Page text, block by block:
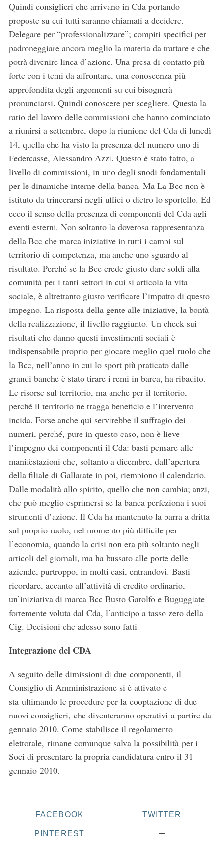
Quindi consiglieri che arrivano in Cda portando
proposte su cui tutti saranno chiamati a decidere.
Delegare per “professionalizzare”; compiti specifici per
padroneggiare ancora meglio la materia da trattare e che
potrà divenire linea d’azione. Una presa di contatto più
forte con i temi da affrontare, una conoscenza più
approfondita degli argomenti su cui bisognerà
pronunciarsi. Quindi conoscere per scegliere. Questa la
ratio del lavoro delle commissioni che hanno cominciato
a riunirsi a settembre, dopo la riunione del Cda di lunedì
14, quella che ha visto la presenza del numero uno di
Federcasse, Alessandro Azzi. Questo è stato fatto, a
livello di commissioni, in uno degli snodi fondamentali
per le dinamiche interne della banca. Ma La Bcc non è
istituto da trincerarsi negli uffici o dietro lo sportello. Ed
ecco il senso della presenza di componenti del Cda agli
eventi esterni. Non soltanto la doverosa rappresentanza
della Bcc che marca iniziative in tutti i campi sul
territorio di competenza, ma anche uno sguardo al
risultato. Perché se la Bcc crede giusto dare soldi alla
comunità per i tanti settori in cui si articola la vita
sociale, è altrettanto giusto verificare l’impatto di questo
impegno. La risposta della gente alle iniziative, la bontà
della realizzazione, il livello raggiunto. Un check sui
risultati che danno questi investimenti sociali è
indispensabile proprio per giocare meglio quel ruolo che
la Bcc, nell’anno in cui lo sport più praticato dalle
grandi banche è stato tirare i remi in barca, ha ribadito.
Le risorse sul territorio, ma anche per il territorio,
perché il territorio ne tragga beneficio e l’intervento
incida. Forse anche qui servirebbe il suffragio dei
numeri, perché, pure in questo caso, non è lieve
l’impegno dei componenti il Cda: basti pensare alle
manifestazioni che, soltanto a dicembre, dall’apertura
della filiale di Gallarate in poi, riempiono il calendario.
Dalle modalità allo spirito, quello che non cambia; anzi,
che può meglio esprimersi se la banca perfeziona i suoi
strumenti d’azione. Il Cda ha mantenuto la barra a dritta
sul proprio ruolo, nel momento più difficile per
l’economia, quando la crisi non era più soltanto negli
articoli del giornali, ma ha bussato alle porte delle
aziende, purtroppo, in molti casi, entrandovi. Basti
ricordare, accanto all’attività di credito ordinario,
un’iniziativa di marca Bcc Busto Garolfo e Buguggiate
fortemente voluta dal Cda, l’anticipo a tasso zero della
Cig. Decisioni che adesso sono fatti.
Integrazione del CDA
A seguito delle dimissioni di due componenti, il
Consiglio di Amministrazione si è attivato e
sta ultimando le procedure per la cooptazione di due
nuovi consiglieri, che diventeranno operativi a partire da
gennaio 2010. Come stabilisce il regolamento
elettorale, rimane comunque salva la possibilità per i
Soci di presentare la propria candidatura entro il 31
gennaio 2010.
FACEBOOK TWITTER
PINTEREST
a
r
c
o
r
: